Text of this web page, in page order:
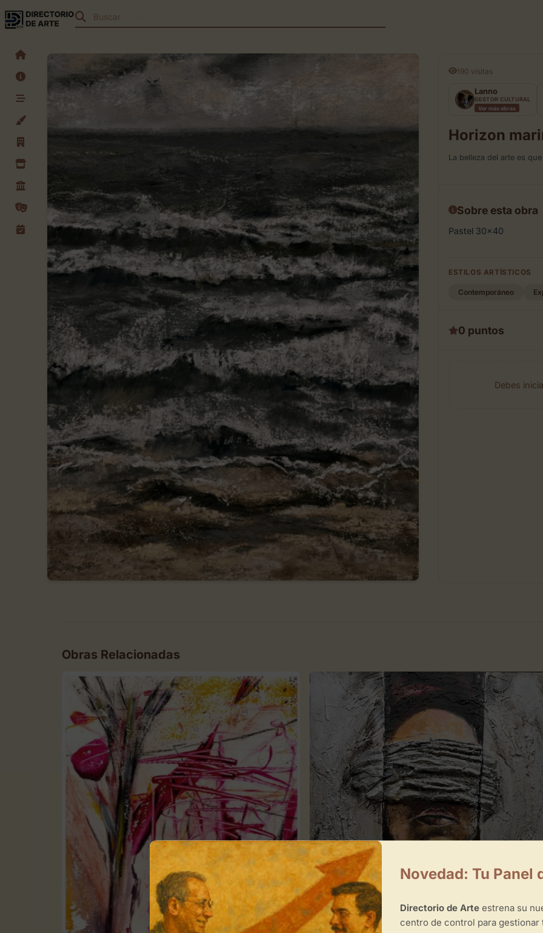
Buscar
190 visitas
Lanno
GESTOR CULTURAL
Ver más obras
Horizon
La belleza del arte es
Sobre esta obra
Pastel 30×40
ESTILOS ARTÍSTICOS
Contemporáneo
0 puntos
Debes
Obras Relacionadas
Novedad: Tu Panel
Directorio de Arteestrena su
centro de control para gestionar